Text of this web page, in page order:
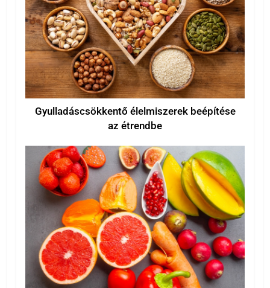
Gyulladáscsökkentő élelmiszerek beépítése
az étrendbe